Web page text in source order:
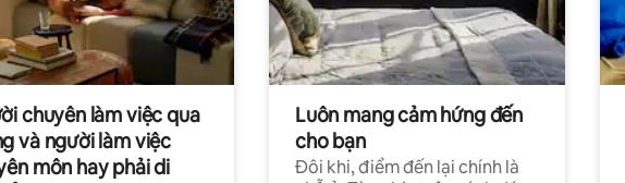
chuyên làm việc qua
và người làm việc
môn hay phải di
Luôn mang cảm hứng đến
cho bạn
Đôi khi, điểm đến lại chính là